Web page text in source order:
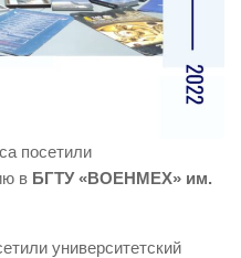
посетили
в БГТУ «ВОЕНМЕХ» им.
университетский